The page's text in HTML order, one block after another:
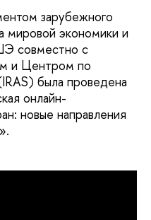
зарубежного
мировой экономики и
совместно с
и Центром по
была проведена
онлайн-
новые направления